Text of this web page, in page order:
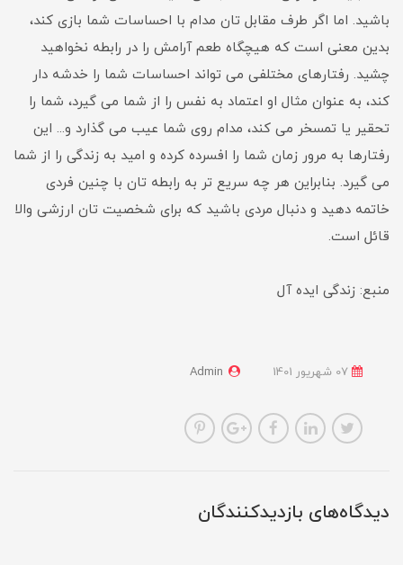
باشید. اما اگر طرف مقابل تان مدام با احساسات شما بازی کند،
بدین معنی است که هیچگاه طعم آرامش را در رابطه نخواهید
چشید. رفتارهای مختلفی می تواند احساسات شما را خدشه دار
کند، به عنوان مثال او اعتماد به نفس را از شما می گیرد، شما را
تحقیر یا تمسخر می کند، مدام روی شما عیب می گذارد و... این
رفتارها به مرور زمان شما را افسرده کرده و امید به زندگی را از شما
می گیرد. بنابراین هر چه سریع تر به رابطه تان با چنین فردی
خاتمه دهید و دنبال مردی باشید که برای شخصیت تان ارزشی والا
قائل است.
منبع: زندگی ایده آل
Admin
دیدگاه‌های بازدیدکنندگان